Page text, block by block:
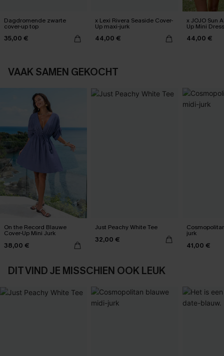
Dagdromende zwarte
cover-up top
35,00 €
x Lexi Rivera Seaside Cover-
Up maxi-jurk
44,00 €
x JOJO Sun
Up Mini Dress
44,00 €
VAAK SAMEN GEKOCHT
On the Record Blauwe
Cover-Up Mini Jurk
38,00 €
Just Peachy White Tee
32,00 €
jurk
41,00 €
DIT VIND JE MISSCHIEN OOK LEUK